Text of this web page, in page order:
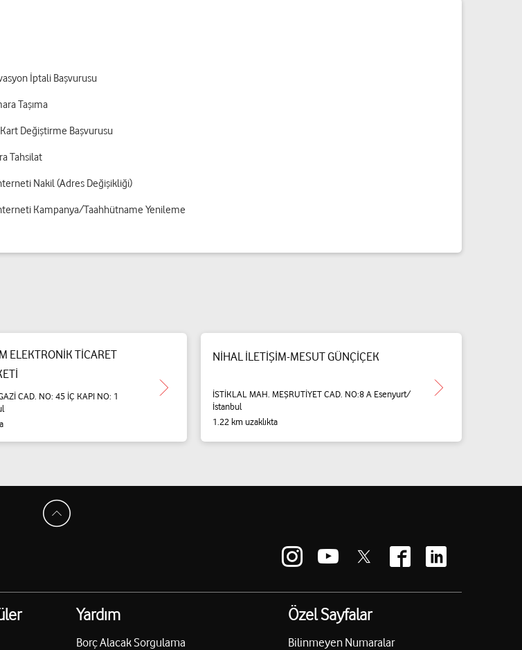
İptali Başvurusu
Taşıma
Değiştirme Başvurusu
Tahsilat
Nakil (Adres Değişikliği)
Kampanya/Taahhütname Yenileme
ELEKTRONİK TİCARET
CAD. NO: 45 İÇ KAPI NO: 1
NİHAL İLETİŞİM-MESUT GÜNÇİÇEK
İSTİKLAL MAH. MEŞRUTİYET CAD. NO:8 A Esenyurt/
İstanbul
1.22 km uzaklıkta
Yardım
Borç Alacak Sorgulama
Özel Sayfalar
Bilinmeyen Numaralar